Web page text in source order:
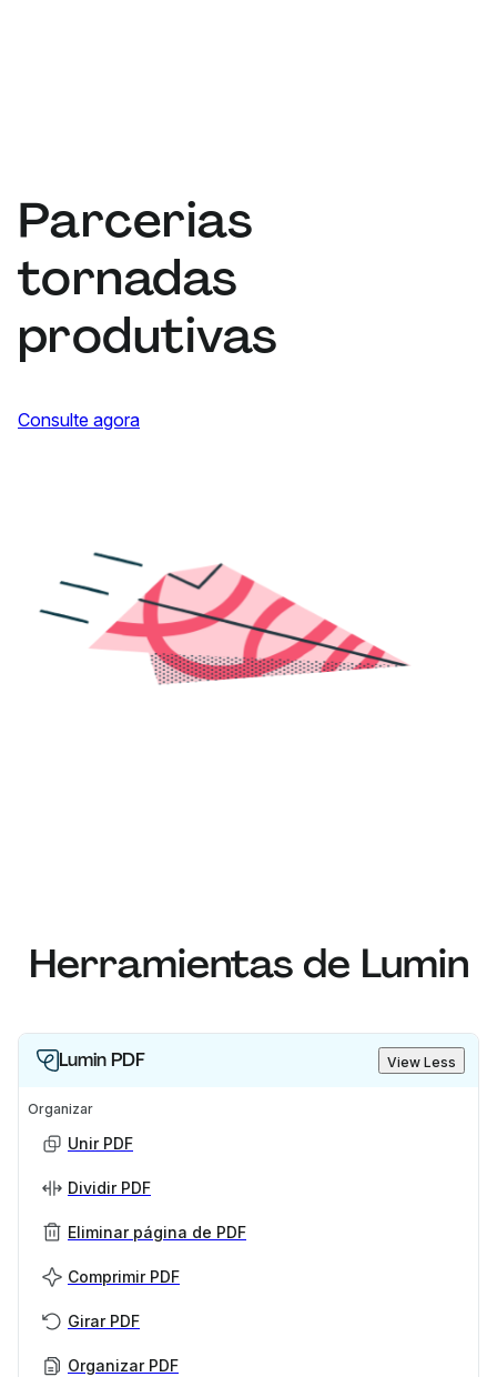
Parcerias
tornadas
produtivas
Consulte agora
Herramientas de Lumin
Lumin PDF View Less
Organizar
Unir PDF
Dividir PDF
Eliminar página de PDF
Comprimir PDF
Girar PDF
Organizar PDF